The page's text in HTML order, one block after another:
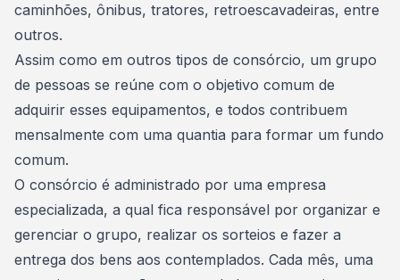
caminhões, ônibus, tratores, retroescavadeiras, entre
outros.
Assim como em outros tipos de consórcio, um grupo
de pessoas se reúne com o objetivo comum de
adquirir esses equipamentos, e todos contribuem
mensalmente com uma quantia para formar um fundo
comum.
O consórcio é administrado por uma empresa
especializada, a qual fica responsável por organizar e
gerenciar o grupo, realizar os sorteios e fazer a
entrega dos bens aos contemplados. Cada mês, uma